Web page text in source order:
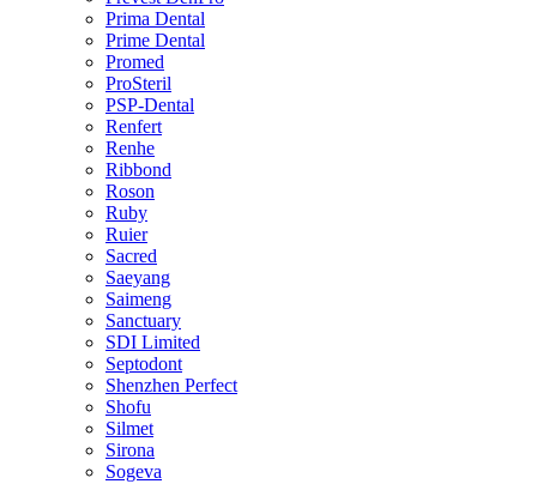
Prima Dental
Prime Dental
Promed
ProSteril
PSP-Dental
Renfert
Renhe
Ribbond
Roson
Ruby
Ruier
Sacred
Saeyang
Saimeng
Sanctuary
SDI Limited
Septodont
Shenzhen Perfect
Shofu
Silmet
Sirona
Sogeva